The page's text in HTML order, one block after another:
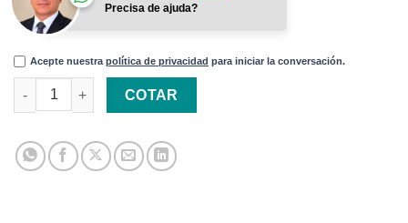
Precisa de ajuda?
Acepte nuestra política de privacidad para iniciar la conversación.
Starstim tES – Estimulador Elétrico Transcraniano quantidade
COTAR